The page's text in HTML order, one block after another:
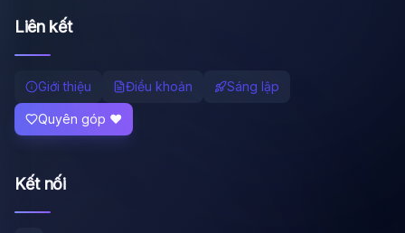
Liên kết
Giới thiệu Điều khoản Sáng lập
Quyên góp ❤️
Kết nối